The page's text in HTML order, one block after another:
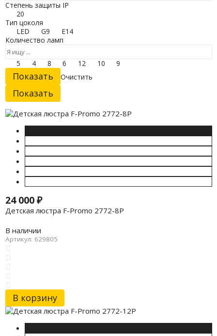
Степень защиты IP
20
Тип цоколя
LED
G9
E14
Количество ламп
5 4 8 6 12 10
9
Очистить
24 000₽
Детская люстра F-Promo 2772-8P
В наличии
Артикул: 629805
В корзину